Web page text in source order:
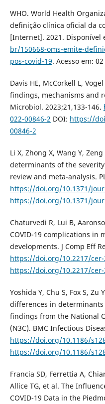
WHO. World Health
definição clínica oficial da
[Internet]. 2021. Disponível
br/150668-oms-emite-
pos-covid-19. Acesso em:
Davis HE, McCorkell L,
findings, mechanisms and
Microbiol. 2023;21,133-146.
022-00846-2 DOI: https://
00846-2
Li X, Zhong X, Wang Y,
determinants of the
review and meta-analysis.
https://doi.org/10.1371/
https://doi.org/10.1371/
Chaturvedi R, Lui B,
COVID-19 complications in
developments. J Comp Eff
https://doi.org/10.2217/cer-
https://doi.org/10.2217/cer-
Yoshida Y, Chu S, Fox S, Zu
differences in determinants
findings from the National
(N3C). BMC Infectious
https://doi.org/10.1186/
https://doi.org/10.1186/
Francia SD, Ferrettia A,
Allice TG, et al. The
COVID-19 Data in the